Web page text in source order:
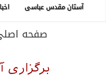
آستان مقدس عباسی
صفحه
برگزاری